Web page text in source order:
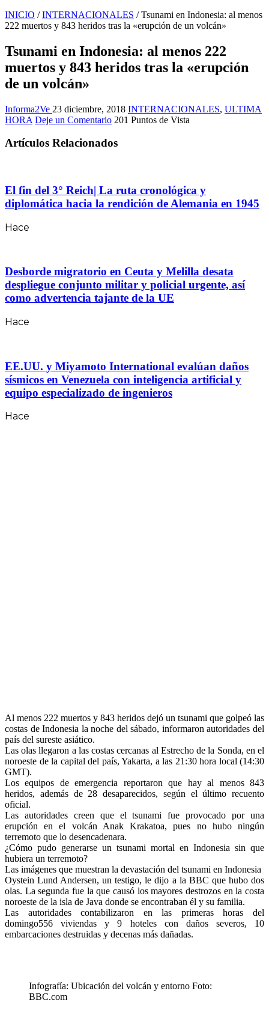
INICIO / INTERNACIONALES / Tsunami en Indonesia: al menos
222 muertos y 843 heridos tras la «erupción de un volcán»
Tsunami en Indonesia: al menos 222
muertos y 843 heridos tras la «erupción
de un volcán»
Informa2Ve 23 diciembre, 2018 INTERNACIONALES, ULTIMA
HORA Deje un Comentario 201 Puntos de Vista
Artículos Relacionados
El fin del 3° Reich| La ruta cronológica y
diplomática hacia la rendición de Alemania en 1945
Hace
Desborde migratorio en Ceuta y Melilla desata
despliegue conjunto militar y policial urgente, así
como advertencia tajante de la UE
Hace
EE.UU. y Miyamoto International evalúan daños
sísmicos en Venezuela con inteligencia artificial y
equipo especializado de ingenieros
Hace
Al menos 222 muertos y 843 heridos dejó un tsunami que golpeó las
costas de Indonesia la noche del sábado, informaron autoridades del
país del sureste asiático.
Las olas llegaron a las costas cercanas al Estrecho de la Sonda, en el
noroeste de la capital del país, Yakarta, a las 21:30 hora local (14:30
GMT).
Los equipos de emergencia reportaron que hay al menos 843
heridos, además de 28 desaparecidos, según el último recuento
oficial.
Las autoridades creen que el tsunami fue provocado por una
erupción en el volcán Anak Krakatoa, pues no hubo ningún
terremoto que lo desencadenara.
¿Cómo pudo generarse un tsunami mortal en Indonesia sin que
hubiera un terremoto?
Las imágenes que muestran la devastación del tsunami en Indonesia
Oystein Lund Andersen, un testigo, le dijo a la BBC que hubo dos
olas. La segunda fue la que causó los mayores destrozos en la costa
noroeste de la isla de Java donde se encontraban él y su familia.
Las autoridades contabilizaron en las primeras horas del
domingo556 viviendas y 9 hoteles con daños severos, 10
embarcaciones destruidas y decenas más dañadas.
Infografía: Ubicación del volcán y entorno Foto:
BBC.com